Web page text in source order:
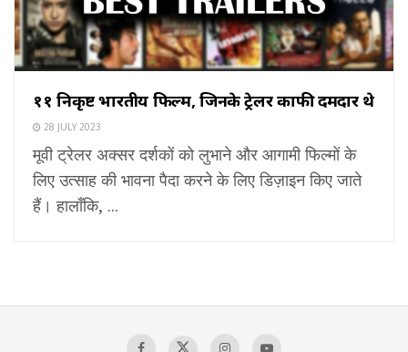
११ निकृष्ट भारतीय फिल्में, जिनके ट्रेलर काफी दमदार थे
28 JULY 2023
मूवी ट्रेलर अक्सर दर्शकों को लुभाने और आगामी फिल्मों के
लिए उत्साह की भावना पैदा करने के लिए डिज़ाइन किए जाते
हैं। हालाँकि, ...